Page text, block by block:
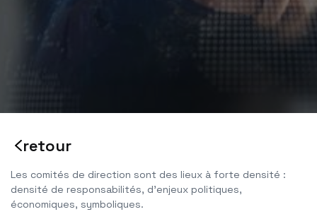
retour
Les comités de direction sont des lieux à forte densité :
densité de responsabilités, d’enjeux politiques,
économiques, symboliques.